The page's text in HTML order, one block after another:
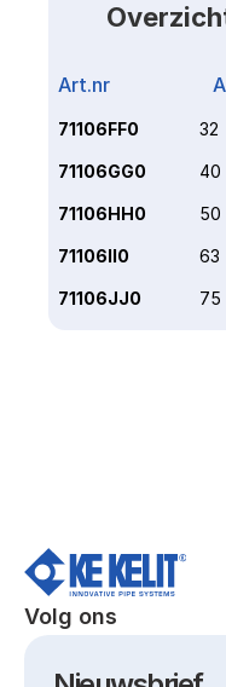
Art.nr
71106FF0 32
71106GG0 40
71106HH0 50
71106II0 63
71106JJ0 75
Volg ons